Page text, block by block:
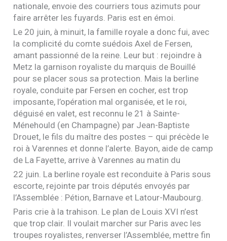
nationale, envoie des courriers tous azimuts pour
faire arrêter les fuyards. Paris est en émoi.
Le 20 juin, à minuit, la famille royale a donc fui, avec
la complicité du comte suédois Axel de Fersen,
amant passionné de la reine. Leur but : rejoindre à
Metz la garnison royaliste du marquis de Bouillé
pour se placer sous sa protection. Mais la berline
royale, conduite par Fersen en cocher, est trop
imposante, l’opération mal organisée, et le roi,
déguisé en valet, est reconnu le 21 à Sainte-
Ménehould (en Champagne) par Jean-Baptiste
Drouet, le fils du maître des postes – qui précède le
roi à Varennes et donne l’alerte. Bayon, aide de camp
de La Fayette, arrive à Varennes au matin du
22 juin. La berline royale est reconduite à Paris sous
escorte, rejointe par trois députés envoyés par
l’Assemblée : Pétion, Barnave et Latour-Maubourg.
Paris crie à la trahison. Le plan de LouisXVI n’est
que trop clair. Il voulait marcher sur Paris avec les
troupes royalistes, renverser l’Assemblée, mettre fin